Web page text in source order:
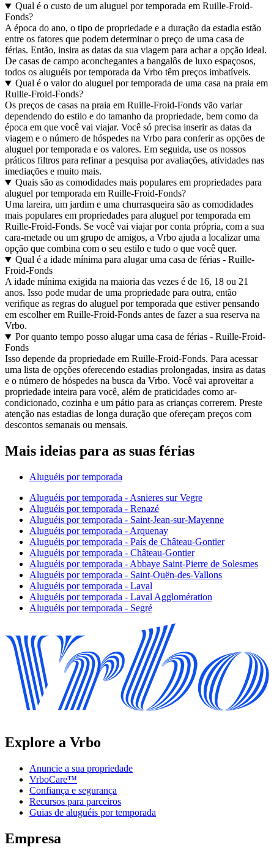
Qual é o custo de um aluguel por temporada em Ruille-Froid-
Fonds?
A época do ano, o tipo de propriedade e a duração da estadia estão
entre os fatores que podem determinar o preço de uma casa de
férias. Então, insira as datas da sua viagem para achar a opção ideal.
De casas de campo aconchegantes a bangalôs de luxo espaçosos,
todos os aluguéis por temporada da Vrbo têm preços imbatíveis.
Qual é o valor do aluguel por temporada de uma casa na praia em
Ruille-Froid-Fonds?
Os preços de casas na praia em Ruille-Froid-Fonds vão variar
dependendo do estilo e do tamanho da propriedade, bem como da
época em que você vai viajar. Você só precisa inserir as datas da
viagem e o número de hóspedes na Vrbo para conferir as opções de
aluguel por temporada e os valores. Em seguida, use os nossos
práticos filtros para refinar a pesquisa por avaliações, atividades nas
imediações e muito mais.
Quais são as comodidades mais populares em propriedades para
aluguel por temporada em Ruille-Froid-Fonds?
Uma lareira, um jardim e uma churrasqueira são as comodidades
mais populares em propriedades para aluguel por temporada em
Ruille-Froid-Fonds. Se você vai viajar por conta própria, com a sua
cara-metade ou um grupo de amigos, a Vrbo ajuda a localizar uma
opção que combina com o seu estilo e tudo o que você quer.
Qual é a idade mínima para alugar uma casa de férias - Ruille-
Froid-Fonds
A idade mínima exigida na maioria das vezes é de 16, 18 ou 21
anos. Isso pode mudar de uma propriedade para outra, então
verifique as regras do aluguel por temporada que estiver pensando
em escolher em Ruille-Froid-Fonds antes de fazer a sua reserva na
Vrbo.
Por quanto tempo posso alugar uma casa de férias - Ruille-Froid-
Fonds
Isso depende da propriedade em Ruille-Froid-Fonds. Para acessar
uma lista de opções oferecendo estadias prolongadas, insira as datas
e o número de hóspedes na busca da Vrbo. Você vai aproveitar a
propriedade inteira para você, além de praticidades como ar-
condicionado, cozinha e um pátio para as crianças correrem. Preste
atenção nas estadias de longa duração que ofereçam preços com
descontos semanais ou mensais.
Mais ideias para as suas férias
Aluguéis por temporada
Aluguéis por temporada - Asnieres sur Vegre
Aluguéis por temporada - Renazé
Aluguéis por temporada - Saint-Jean-sur-Mayenne
Aluguéis por temporada - Arquenay
Aluguéis por temporada - País de Château-Gontier
Aluguéis por temporada - Château-Gontier
Aluguéis por temporada - Abbaye Saint-Pierre de Solesmes
Aluguéis por temporada - Saint-Ouën-des-Vallons
Aluguéis por temporada - Laval
Aluguéis por temporada - Laval Agglomération
Aluguéis por temporada - Segré
Explore a Vrbo
Anuncie a sua propriedade
VrboCare™
Confiança e segurança
Recursos para parceiros
Guias de aluguéis por temporada
Empresa